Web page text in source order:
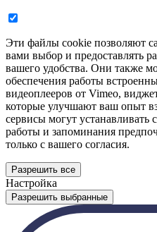
Эти файлы cookie позволяют
вами выбор и предоставлять
вашего удобства. Они также
обеспечения работы
видеоплееров от Vimeo,
которые улучшают ваш опыт
сервисы могут устанавливать
работы и запоминания
только с вашего согласия.
Разрешить все
Настройка
Разрешить выбранные